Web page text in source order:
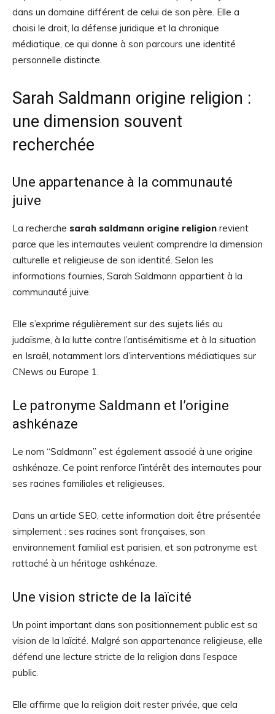
dans un domaine différent de celui de son père. Elle a
choisi le droit, la défense juridique et la chronique
médiatique, ce qui donne à son parcours une identité
personnelle distincte.
Sarah Saldmann origine religion :
une dimension souvent
recherchée
Une appartenance à la communauté
juive
La recherche sarah saldmann origine religion revient
parce que les internautes veulent comprendre la dimension
culturelle et religieuse de son identité. Selon les
informations fournies, Sarah Saldmann appartient à la
communauté juive.
Elle s’exprime régulièrement sur des sujets liés au
judaïsme, à la lutte contre l’antisémitisme et à la situation
en Israël, notamment lors d’interventions médiatiques sur
CNews ou Europe 1.
Le patronyme Saldmann et l’origine
ashkénaze
Le nom “Saldmann” est également associé à une origine
ashkénaze. Ce point renforce l’intérêt des internautes pour
ses racines familiales et religieuses.
Dans un article SEO, cette information doit être présentée
simplement : ses racines sont françaises, son
environnement familial est parisien, et son patronyme est
rattaché à un héritage ashkénaze.
Une vision stricte de la laïcité
Un point important dans son positionnement public est sa
vision de la laïcité. Malgré son appartenance religieuse, elle
défend une lecture stricte de la religion dans l’espace
public.
Elle affirme que la religion doit rester privée, que cela